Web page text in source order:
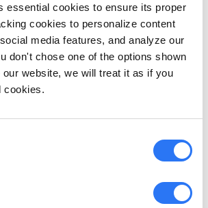
essential cookies to ensure its proper
cookies to personalize content
media features, and analyze our
don't chose one of the options shown
website, we will treat it as if you
cookies.
da pesquisa secundária é
sempre podem ser os que você
Estes dados podem estar
os dados você mesmo, a